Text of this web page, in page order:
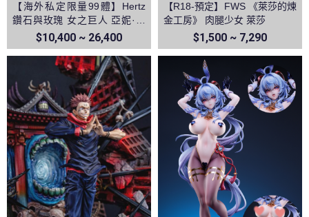
【海外私定限量99體】Hertz
鑽石與玫瑰 女之巨人 亞妮·雷
恩哈特 進擊的巨人
$10,400 ~ 26,400
【R18-預定】FWS 《萊莎的煉
金工房》 肉腿少女 萊莎
$1,500 ~ 7,290